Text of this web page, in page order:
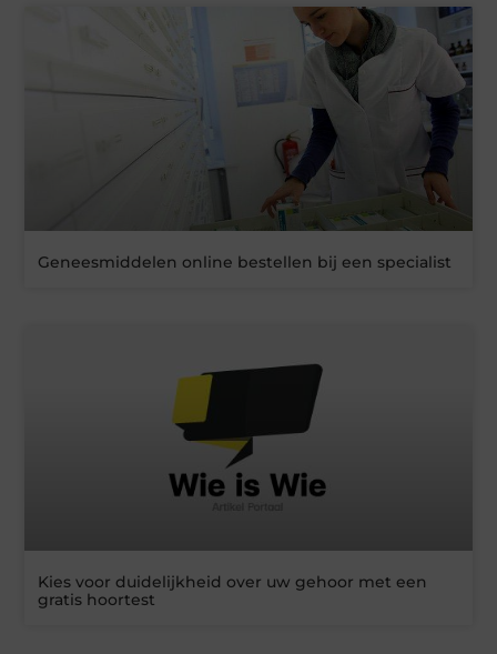
Geneesmiddelen online bestellen bij een specialist
Kies voor duidelijkheid over uw gehoor met een
gratis hoortest